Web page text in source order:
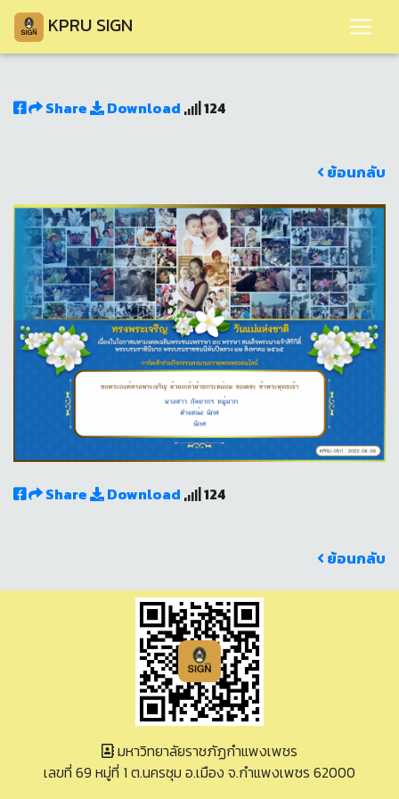
KPRU SIGN
Share Download 124
ย้อนกลับ
Share Download 124
ย้อนกลับ
มหาวิทยาลัยราชภัฏกำแพงเพชร
เลขที่ 69 หมู่ที่ 1 ต.นครชุม อ.เมือง จ.กำแพงเพชร 62000